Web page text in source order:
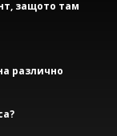
защото там
различно